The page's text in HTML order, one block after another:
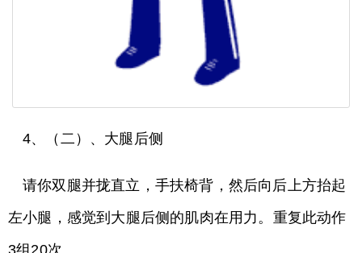
4、（二）、大腿后侧
请你双腿并拢直立，手扶椅背，然后向后上方抬起
左小腿，感觉到大腿后侧的肌肉在用力。重复此动作
3组20次。